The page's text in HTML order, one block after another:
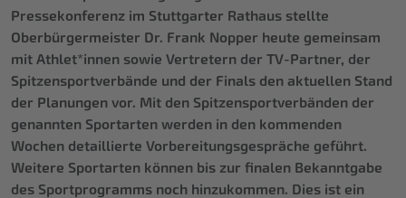
Pressekonferenz im Stuttgarter Rathaus stellte
Oberbürgermeister Dr. Frank Nopper heute gemeinsam
mit Athlet*innen sowie Vertretern der TV-Partner, der
Spitzensportverbände und der Finals den aktuellen Stand
der Planungen vor. Mit den Spitzensportverbänden der
genannten Sportarten werden in den kommenden
Wochen detaillierte Vorbereitungsgespräche geführt.
Weitere Sportarten können bis zur finalen Bekanntgabe
des Sportprogramms noch hinzukommen. Dies ist ein